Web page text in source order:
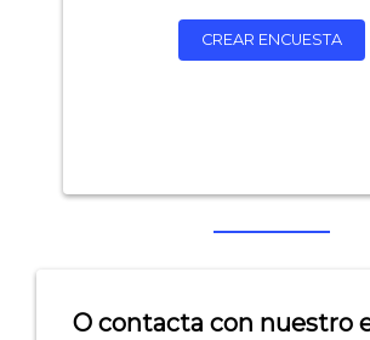
CREAR ENCUESTA
O contacta con nuestro